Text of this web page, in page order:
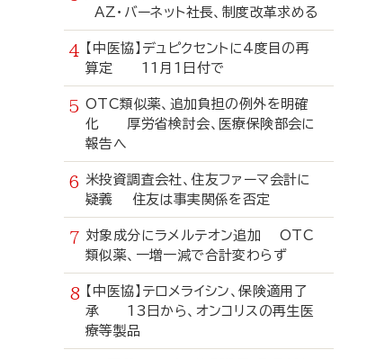
AZ・バーネット社長、制度改革求める
【中医協】デュピクセントに4度目の再
算定 11月1日付で
OTC類似薬、追加負担の例外を明確
化 厚労省検討会、医療保険部会に
報告へ
米投資調査会社、住友ファーマ会計に
疑義 住友は事実関係を否定
対象成分にラメルテオン追加 OTC
類似薬、一増一減で合計変わらず
【中医協】テロメライシン、保険適用了
承 13日から、オンコリスの再生医
療等製品